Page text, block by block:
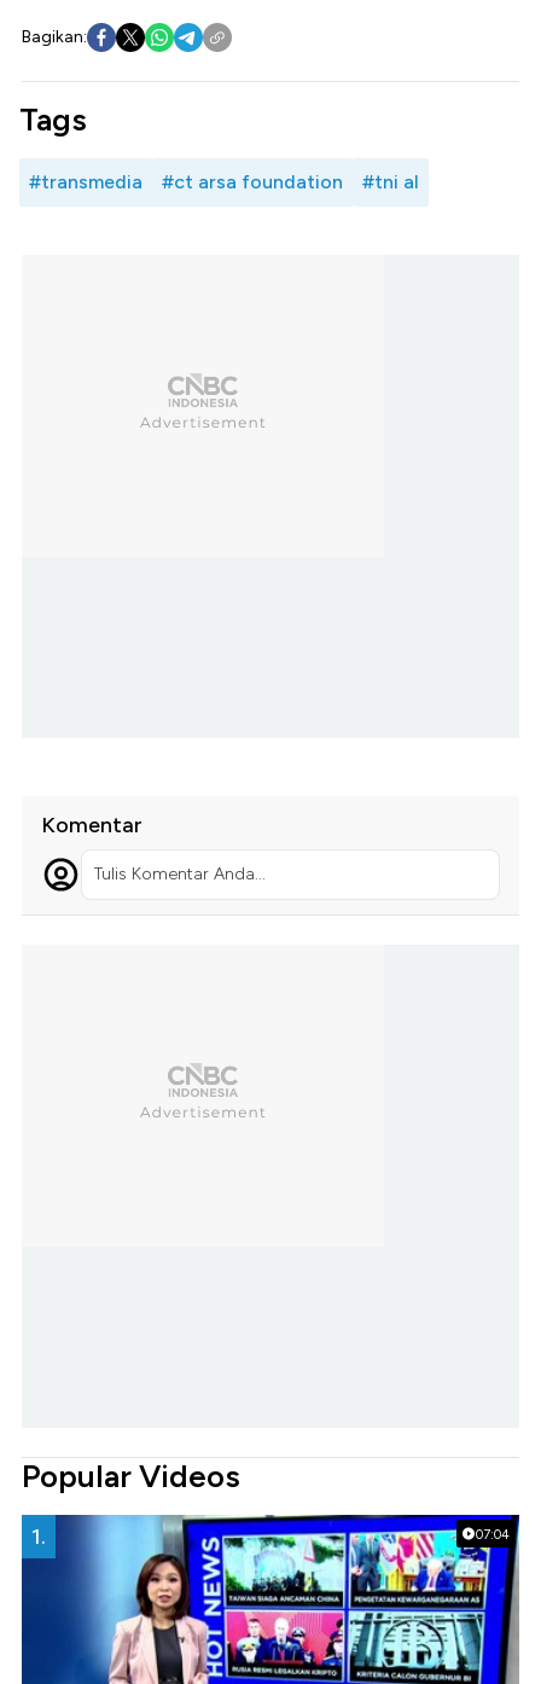
Bagikan:
Tags
#transmedia #ct arsa foundation #tni al
Komentar
Tulis Komentar Anda...
Popular Videos
07:04
1.